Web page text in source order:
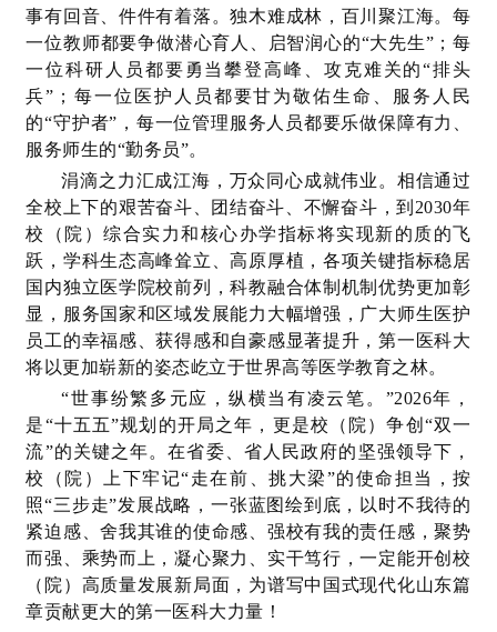
事有回音、件件有着落。独木难成林，百川聚江海。每
一位教师都要争做潜心育人、启智润心的“大先生”；每
一位科研人员都要勇当攀登高峰、攻克难关的“排头
兵”；每一位医护人员都要甘为敬佑生命、服务人民
的“守护者”，每一位管理服务人员都要乐做保障有力、
服务师生的“勤务员”。
涓滴之力汇成江海，万众同心成就伟业。相信通过
全校上下的艰苦奋斗、团结奋斗、不懈奋斗，到2030年
校（院）综合实力和核心办学指标将实现新的质的飞
跃，学科生态高峰耸立、高原厚植，各项关键指标稳居
国内独立医学院校前列，科教融合体制机制优势更加彰
显，服务国家和区域发展能力大幅增强，广大师生医护
员工的幸福感、获得感和自豪感显著提升，第一医科大
将以更加崭新的姿态屹立于世界高等医学教育之林。
“世事纷繁多元应，纵横当有凌云笔。”2026年，
是“十五五”规划的开局之年，更是校（院）争创“双一
流”的关键之年。在省委、省人民政府的坚强领导下，
校（院）上下牢记“走在前、挑大梁”的使命担当，按
照“三步走”发展战略，一张蓝图绘到底，以时不我待的
紧迫感、舍我其谁的使命感、强校有我的责任感，聚势
而强、乘势而上，凝心聚力、实干笃行，一定能开创校
（院）高质量发展新局面，为谱写中国式现代化山东篇
章贡献更大的第一医科大力量！